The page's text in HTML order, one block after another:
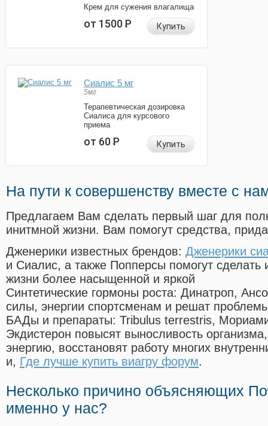
Крем для сужения влагалища
от 1500Р Купить
Сиалис 5 мг
5мг
Терапевтическая дозировка
Сиалиса для курсового
приема
от 60Р Купить
На пути к совершенству вместе с
Предлагаем Вам сделать первый шаг для
инитмной жизни. Вам помогут средства,
Дженерики известных брендов: Дженерики
и Сиалис, а также Попперсы помогут
жизни более насыщенной и яркой
Синтетические гормоны роста: Динатроп,
силы, энергии спортсменам и решат
БАДы и препараты: Tribulus terrestris,
Экдистерон повысят выносливость
энергию, восстановят работу многих
и, Где лучше купить виагру форум.
Несколько причино объясняющих
именно у нас?